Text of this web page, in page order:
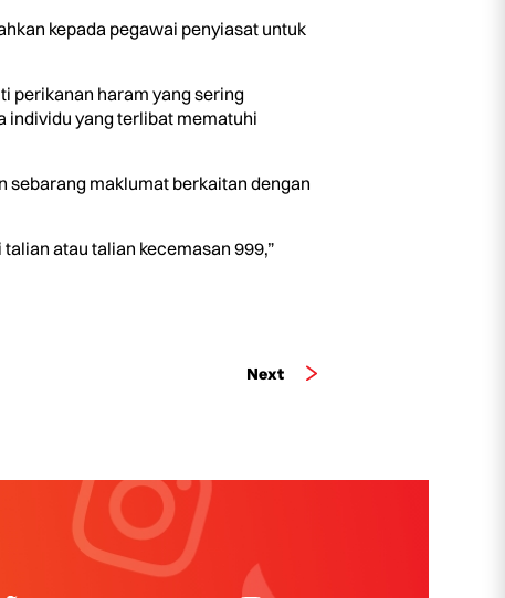
kepada pegawai penyiasat untuk
perikanan haram yang sering
individu yang terlibat mematuhi
sebarang maklumat berkaitan dengan
atau talian kecemasan 999,”
Next